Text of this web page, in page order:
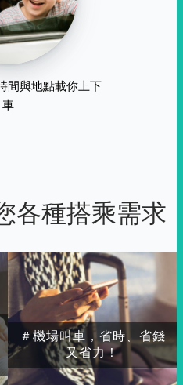
間與地點載你上下
車
各種搭乘需求
＃機場叫車，省時、省錢
又省力！